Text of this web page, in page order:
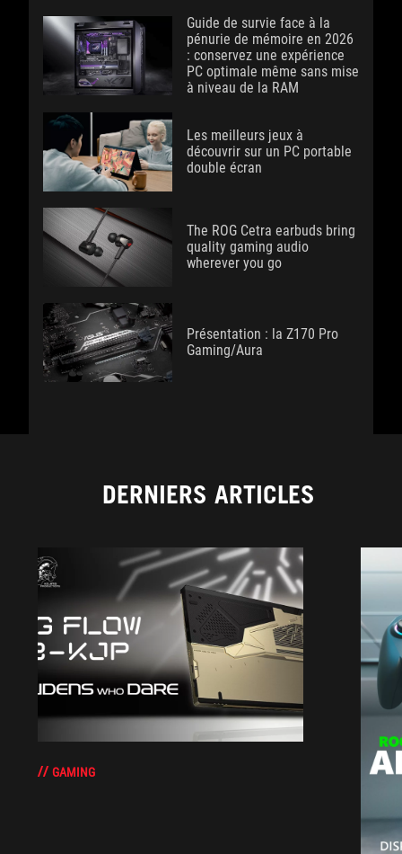
Guide de survie face à la
pénurie de mémoire en 2026
: conservez une expérience
PC optimale même sans mise
à niveau de la RAM
Les meilleurs jeux à
découvrir sur un PC portable
double écran
The ROG Cetra earbuds bring
quality gaming audio
wherever you go
Présentation : la Z170 Pro
Gaming/Aura
DERNIERS ARTICLES
GAMING